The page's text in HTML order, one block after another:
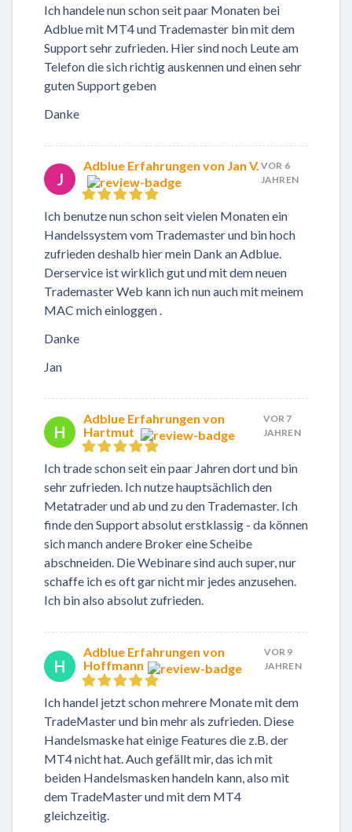
Ich handele nun schon seit paar Monaten bei
Adblue mit MT4 und Trademaster bin mit dem
Support sehr zufrieden. Hier sind noch Leute am
Telefon die sich richtig auskennen und einen sehr
guten Support geben
Danke
J
Adblue Erfahrungen von Jan V. VOR 6
JAHREN
Ich benutze nun schon seit vielen Monaten ein
Handelssystem vom Trademaster und bin hoch
zufrieden deshalb hier mein Dank an Adblue.
Derservice ist wirklich gut und mit dem neuen
Trademaster Web kann ich nun auch mit meinem
MAC mich einloggen .
Danke
Jan
H
Adblue Erfahrungen von
Hartmut
VOR 7
JAHREN
Ich trade schon seit ein paar Jahren dort und bin
sehr zufrieden. Ich nutze hauptsächlich den
Metatrader und ab und zu den Trademaster. Ich
finde den Support absolut erstklassig - da können
sich manch andere Broker eine Scheibe
abschneiden. Die Webinare sind auch super, nur
schaffe ich es oft gar nicht mir jedes anzusehen.
Ich bin also absolut zufrieden.
H
Adblue Erfahrungen von
Hoffmann
VOR 9
JAHREN
Ich handel jetzt schon mehrere Monate mit dem
TradeMaster und bin mehr als zufrieden. Diese
Handelsmaske hat einige Features die z.B. der
MT4 nicht hat. Auch gefällt mir, das ich mit
beiden Handelsmasken handeln kann, also mit
dem TradeMaster und mit dem MT4
gleichzeitig.